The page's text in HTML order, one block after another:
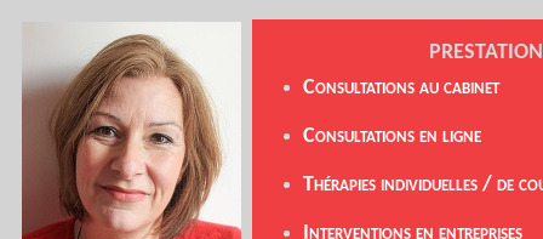
Consultations au cabinet
Consultations en ligne
Thérapies individuelles / de
Interventions en entreprises